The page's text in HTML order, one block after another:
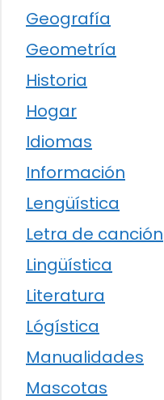
Geografía
Geometría
Historia
Hogar
Idiomas
Información
Lengüística
Letra de canción
Lingüística
Literatura
Lógística
Manualidades
Mascotas